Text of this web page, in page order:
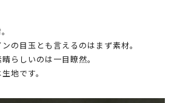
の目玉とも言えるのはまず素材。
らしいのは一目瞭然。
地です。